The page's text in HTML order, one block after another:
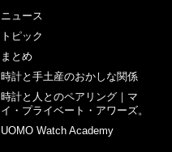
ニュース
トピック
まとめ
時計と手土産のおかしな関係
時計と人とのペアリング｜マ
イ・プライベート・アワーズ。
UOMO Watch Academy